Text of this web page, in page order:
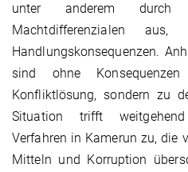
unter anderem
Machtdifferenzialen
Handlungskonsequenzen.
sind ohne
Konfliktlösung, sondern zu
Situation trifft
Verfahren in Kamerun zu, die
Mitteln und Korruption